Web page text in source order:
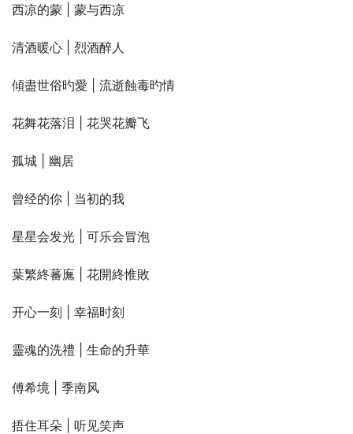
西凉的蒙 | 蒙与西凉
清酒暖心 | 烈酒醉人
傾盡世俗旳愛 | 流逝蝕毒旳情
花舞花落泪 | 花哭花瓣飞
孤城 | 幽居
曾经的你 | 当初的我
星星会发光 | 可乐会冒泡
葉繁終蕃廡 | 花開終惟敗
开心一刻 | 幸福时刻
靈魂的洗禮 | 生命的升華
傅希境 | 季南风
捂住耳朵 | 听见笑声